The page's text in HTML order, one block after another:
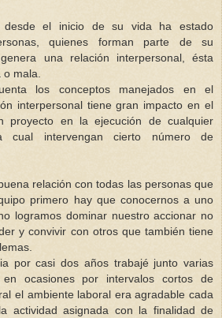
desde el inicio de su vida ha estado
quienes forman parte de su
una relación interpersonal, ésta
o mala.
los conceptos manejados en el
interpersonal tiene gran impacto en el
proyecto en la ejecución de cualquier
cual intervengan cierto número de
relación con todas las personas que
primero hay que conocernos a uno
logramos dominar nuestro accionar no
y convivir con otros que también tiene
por casi dos años trabajé junto varias
en ocasiones por intervalos cortos de
el ambiente laboral era agradable cada
actividad asignada con la finalidad de